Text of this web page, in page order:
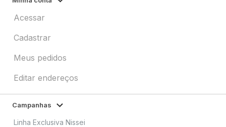
Acessar
Cadastrar
Meus pedidos
Editar endereços
Campanhas
Linha Exclusiva Nissei